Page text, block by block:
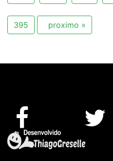
395 proximo »